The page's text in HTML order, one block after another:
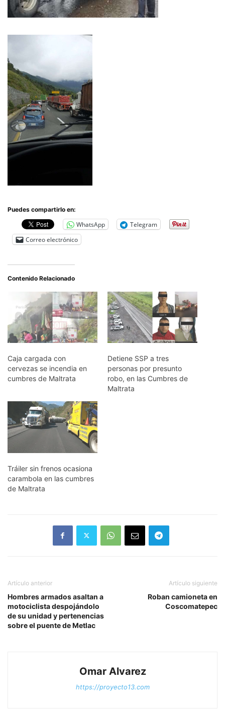
Puedes compartirlo en:
WhatsApp
Telegram
Correo electrónico
Contenido Relacionado
Caja cargada con
cervezas se incendia en
cumbres de Maltrata
Detiene SSP a tres
personas por presunto
robo, en las Cumbres de
Maltrata
Tráiler sin frenos ocasiona
carambola en las cumbres
de Maltrata
Artículo anterior
Hombres armados asaltan a
motociclista despojándolo
de su unidad y pertenencias
sobre el puente de Metlac
Artículo siguiente
Roban camioneta en
Coscomatepec
Omar Alvarez
https://proyecto13.com